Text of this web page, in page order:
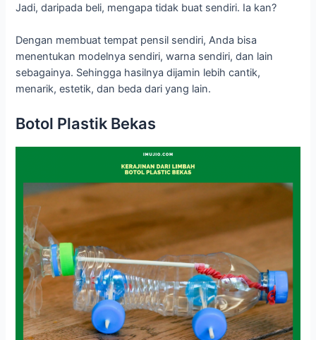
Jadi, daripada beli, mengapa tidak buat sendiri. Ia kan?
Dengan membuat tempat pensil sendiri, Anda bisa
menentukan modelnya sendiri, warna sendiri, dan lain
sebagainya. Sehingga hasilnya dijamin lebih cantik,
menarik, estetik, dan beda dari yang lain.
Botol Plastik Bekas